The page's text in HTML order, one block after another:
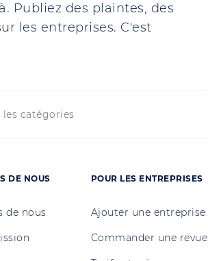
Publiez des plaintes, des
les entreprises. C'est
catégories
DE NOUS
de nous
POUR LES ENTREPRISES
Ajouter une entreprise
Commander une revue